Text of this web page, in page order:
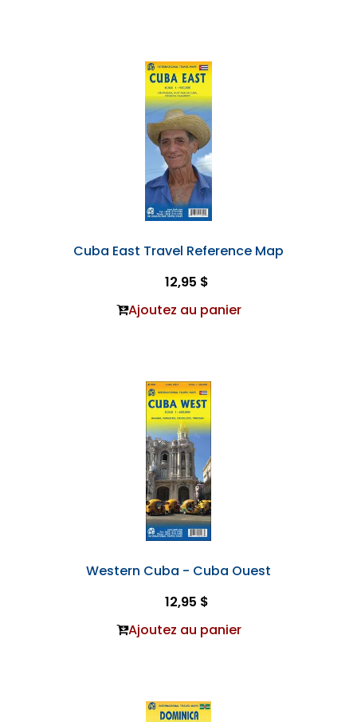
Cuba East Travel Reference Map
12,95 $
Ajoutez au panier
Western Cuba - Cuba Ouest
12,95 $
Ajoutez au panier